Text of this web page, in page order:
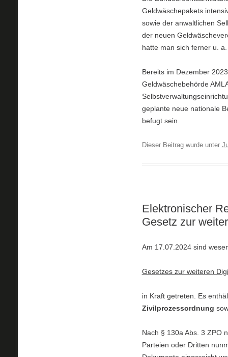
Geldwäschepakets
sowie der anwaltlichen
der neuen
hatte man sich ferner u.
Bereits im Dezember
Geldwäschebehörde
geplante neue nationale
befugt sein.
Dieser Beitrag wurde unter
Elektronischer
Gesetz zur
Am 17.07.2024 sind
Gesetzes zur weiteren
in Kraft getreten. Es
Zivilprozessordnung
Nach § 130a Abs. 3 ZPO
Parteien oder Dritten